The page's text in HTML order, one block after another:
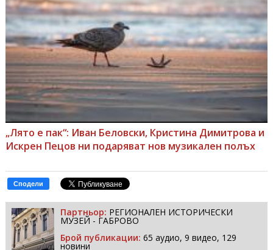
„Лято е пак“: Иван Беловски, Кристина Димитрова и
Искрен Пецов ни подаряват нов музикален полъх
Сподели
Партньор: РЕГИОНАЛЕН ИСТОРИЧЕСКИ
МУЗЕЙ - ГАБРОВО
Брой публикации: 65 аудио, 9 видео, 129
новини